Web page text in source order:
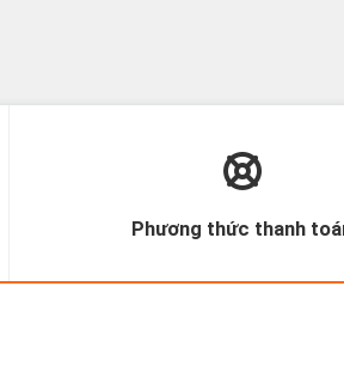
Phương thức thanh